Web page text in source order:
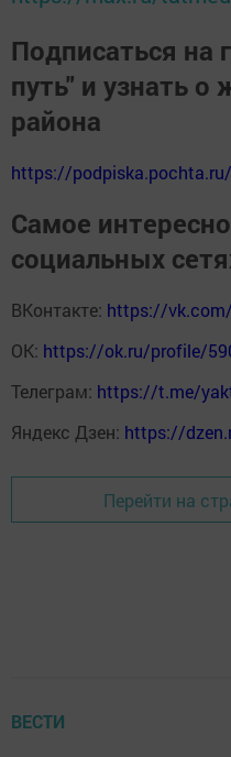
Подписаться на
путь" и узнать о
района
https://podpiska.pochta.ru/
Самое
социальных
ВКонтакте: https://
ОК: https://ok.ru/profile/
Телеграм: https://t.me/
Яндекс Дзен: https://
Перейти на
ВЕСТИ